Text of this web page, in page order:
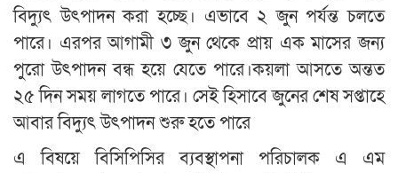
বিদ্যুৎ উৎপাদন করা হচ্ছে। এভাবে ২ জুন পর্যন্ত চলতে
পারে। এরপর আগামী ৩ জুন থেকে প্রায় এক মাসের জন্য
পুরো উৎপাদন বন্ধ হয়ে যেতে পারে।কয়লা আসতে অন্তত
২৫ দিন সময় লাগতে পারে। সেই হিসাবে জুনের শেষ সপ্তাহে
আবার বিদ্যুৎ উৎপাদন শুরু হতে পারে
এ বিষয়ে বিসিপিসির ব্যবস্থাপনা পরিচালক এ এম